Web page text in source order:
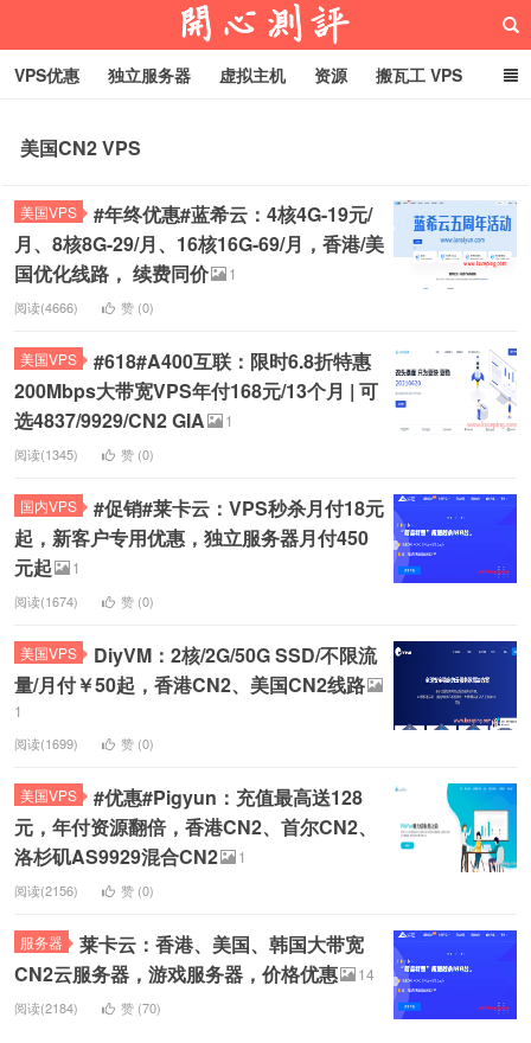
VPS优惠 独立服务器 虚拟主机 资源 搬瓦工 VPS
美国CN2 VPS
美国VPS
#年终优惠#蓝希云：4核4G-19元/
月、8核8G-29/月、16核16G-69/月，香港/美
国优化线路， 续费同价
1
阅读(4666) 赞 (0)
美国VPS
#618#A400互联：限时6.8折特惠
200Mbps大带宽VPS年付168元/13个月 | 可
选4837/9929/CN2 GIA
1
阅读(1345) 赞 (0)
国内VPS
#促销#莱卡云：VPS秒杀月付18元
起，新客户专用优惠，独立服务器月付450
元起
1
阅读(1674) 赞 (0)
美国VPS
DiyVM：2核/2G/50G SSD/不限流
量/月付￥50起，香港CN2、美国CN2线路
1
阅读(1699) 赞 (0)
美国VPS
#优惠#Pigyun：充值最高送128
元，年付资源翻倍，香港CN2、首尔CN2、
洛杉矶AS9929混合CN2
1
阅读(2156) 赞 (0)
服务器
莱卡云：香港、美国、韩国大带宽
CN2云服务器，游戏服务器，价格优惠
14
阅读(2184) 赞 (70)